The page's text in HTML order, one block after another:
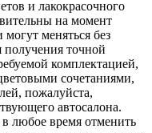
и лакокрасочного
на момент
меняться без
получения точной
комплектацией,
сочетаниями,
пожалуйста,
автосалона.
любое время отменить